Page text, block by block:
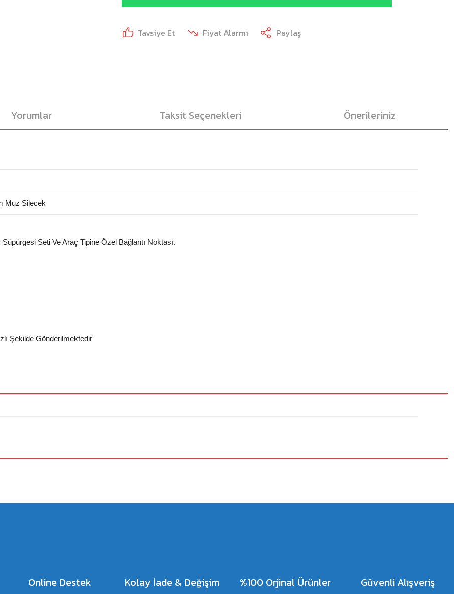
Tavsiye Et Fiyat Alarmı Paylaş
Yorumlar Taksit Seçenekleri Önerileriniz
Muz Silecek
Seti Ve Araç Tipine Özel Bağlantı Noktası.
Şekilde Gönderilmektedir
Bu ürüne ilk yorumu siz yapın!
Online Destek Kolay İade & Değişim %100 Orjinal Ürünler Güvenli Alışveriş